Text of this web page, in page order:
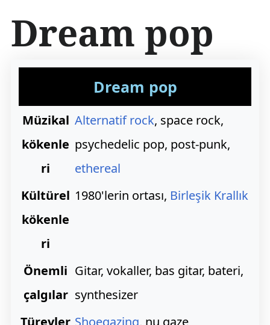
ç
r
Dream pop
Dream pop
Müzikal
kökenle
ri
Alternatif rock, space rock,
psychedelic pop, post-punk,
ethereal
Kültürel
kökenle
ri
1980'lerin ortası, Birleşik Krallık
Önemli
çalgılar
Gitar, vokaller, bas gitar, bateri,
synthesizer
Türevler Shoegazing, nu gaze